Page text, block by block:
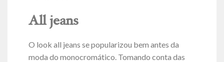
All jeans
O look all jeans se popularizou bem antes da
moda do monocromático. Tomando conta das